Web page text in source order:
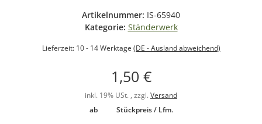
Artikelnummer: IS-65940
Kategorie: Ständerwerk
Lieferzeit: 10 - 14 Werktage (DE - Ausland abweichend)
1,50 €
inkl. 19% USt. , zzgl. Versand
ab
Stückpreis / Lfm.